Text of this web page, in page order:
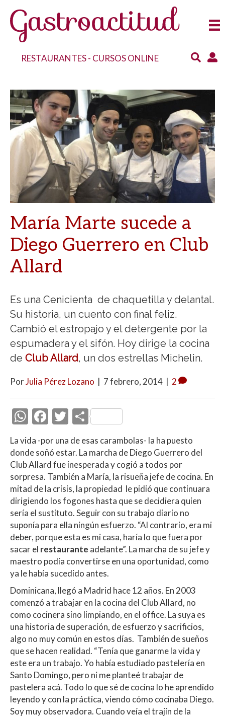
RESTAURANTES- CURSOS ONLINE
María Marte sucede a
Diego Guerrero en Club
Allard
Es una Cenicienta de chaquetilla y delantal.
Su historia, un cuento con final feliz.
Cambió el estropajo y el detergente por la
espumadera y el sifón. Hoy dirige la cocina
de Club Allard, un dos estrellas Michelin.
PorJulia Pérez Lozano | 7 febrero, 2014 | 2
W
h
at
s
A
p
p
F
e
b
o
o
k
T
w
itt
er
C
m
p
ar
ti
r
La vida -por una de esas carambolas- la ha puesto
donde soñó estar. La marcha de Diego Guerrero del
Club Allard fue inesperada y cogió a todos por
sorpresa. También a María, la risueña jefe de cocina. En
mitad de la crisis, la propiedad le pidió que continuara
dirigiendo los fogones hasta que se decidiera quien
sería el sustituto. Seguir con su trabajo diario no
suponía para ella ningún esfuerzo. “Al contrario, era mi
deber, porque esta es mi casa, haría lo que fuera por
sacar el restaurante adelante”. La marcha de su jefe y
maestro podía convertirse en una oportunidad, como
ya le había sucedido antes.
Dominicana, llegó a Madrid hace 12 años. En 2003
comenzó a trabajar en la cocina del Club Allard, no
como cocinera sino limpiando, en el office. La suya es
una historia de superación, de esfuerzo y sacrificios,
algo no muy común en estos días. También de sueños
que se hacen realidad. “Tenía que ganarme la vida y
este era un trabajo. Yo había estudiado pastelería en
Santo Domingo, pero ni me planteé trabajar de
pastelera acá. Todo lo que sé de cocina lo he aprendido
leyendo y con la práctica, viendo cómo cocinaba Diego.
Soy muy observadora. Cuando veía el trajín de la